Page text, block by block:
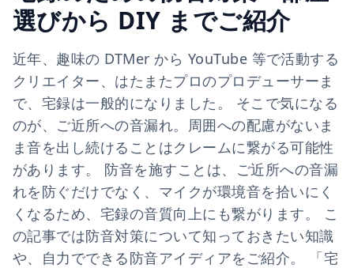
選びから DIY までご紹介
近年、趣味の DTMer から YouTube 等で活動する
クリエイター、はたまたプロのプロデューサーま
で、宅録は一般的になりました。 そこで気になる
のが、ご近所への音漏れ。周囲への配慮がないま
ま音を出し続けることはクレームに繋がる可能性
があります。 防音を施すことは、ご近所への音漏
れを防ぐだけでなく、マイクが環境音を拾いにく
くなるため、宅録の音質向上にも繋がります。 こ
の記事では防音対策について知っておきたい知識
や、自力でできる防音アイディアをご紹介。 「宅